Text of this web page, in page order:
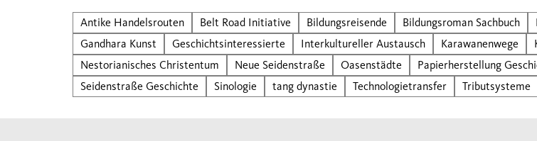
Antike Handelsrouten Belt Road Initiative Bildungsreisende Bildungsroman Sachbuch
Gandhara Kunst
Geschichtsinteressierte Interkultureller Austausch Karawanenwege
Nestorianisches Christentum
Neue Seidenstraße Oasenstädte Papierherstellung
Seidenstraße Geschichte
Sinologie tang dynastie Technologietransfer Tributsysteme